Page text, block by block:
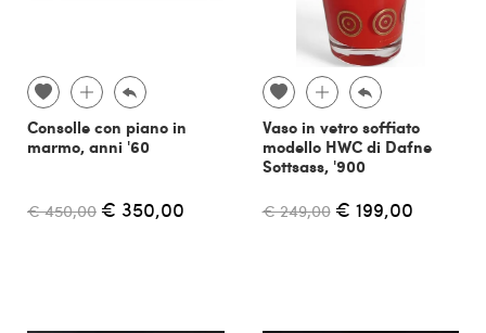
Consolle con piano in
marmo, anni '60
€ 450,00 € 350,00
Vaso in vetro soffiato
modello HWC di Dafne
Sottsass, '900
€ 249,00 € 199,00